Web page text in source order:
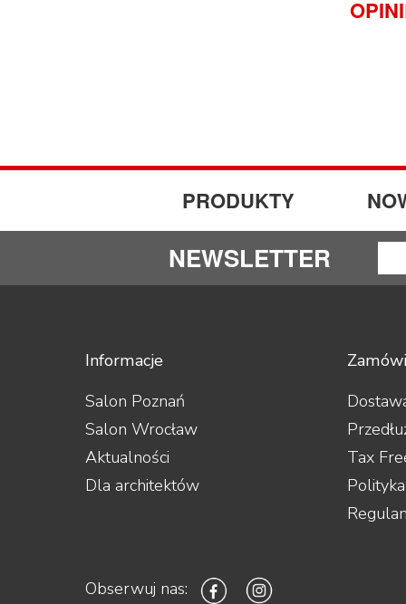
PRODUKTY
NEWSLETTER
Informacje
Salon Poznań
Salon Wrocław
Aktualności
Dla architektów
Tax
Obserwuj nas: